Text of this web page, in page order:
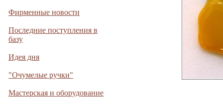
Фирменные новости
Последние поступления в
базу
Идея дня
"Очумелые ручки"
Мастерская и оборудование